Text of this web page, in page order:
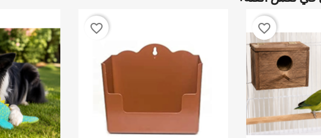
favorite_border
favorite_border